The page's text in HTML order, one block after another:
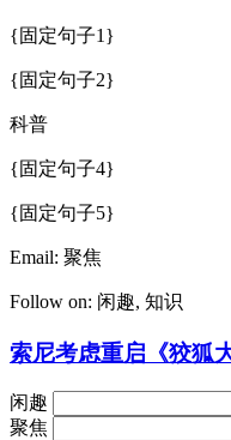
{固定句子1}
{固定句子2}
科普
{固定句子4}
{固定句子5}
Email: 聚焦
Follow on: 闲趣, 知识
索尼考虑重启《狡狐
闲趣
聚焦